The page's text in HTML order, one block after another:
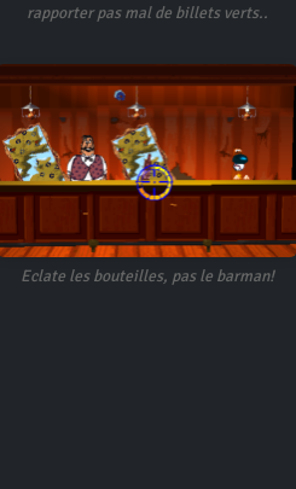
rapporter pas mal de billets verts..
Eclate les bouteilles, pas le barman!